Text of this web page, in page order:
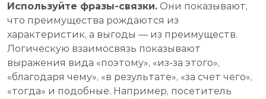
Используйте фразы-связки. Они показывают,
что преимущества рождаются из
характеристик, а выгоды — из преимуществ.
Логическую взаимосвязь показывают
выражения вида «поэтому», «из-за этого»,
«благодаря чему», «в результате», «за счет чего»,
«тогда» и подобные. Например, посетитель